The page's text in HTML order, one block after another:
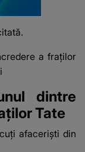
a fraților
dintre
Tate
afaceriști din